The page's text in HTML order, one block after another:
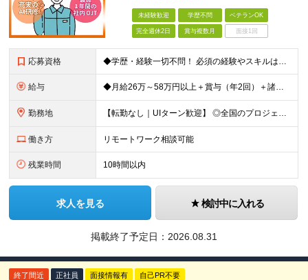
未経験歓迎 学歴不問 ベテランOK
完全週休2日 賞与複数月 面接1回
応募資格 ◆学歴・経験一切不問！ 必須の経験やスキルは特にありません！ 完全未経験者から経験者まで、幅広く募集！ インフラエンジニアや未経験ITエンジニアを目指していたが、実際に機械を触る方が好きだと気づいた方
給与 ◆月給26万～58万円以上＋賞与（年2回）＋諸手当 ◆年収350～450万円 ※経験や能力を考慮して優遇します ※残業代は別途全額支給します ※試用期間3ヶ月（期間中も待遇・条件に差異はございませ
勤務地 【転勤なし｜UIターン歓迎】 ◎全国のプロジェクト先へ配属 ※配属先は希望を考慮します ※お任せする業務の状況により転居を伴う就業の可能性はありますが、その際は希望を考慮します ※配属先や業務内容
働き方 リモートワーク相談可能
残業時間 10時間以内
求人を見る 検討中に入れる
掲載終了予定日： 2026.08.31
終了間近 正社員 面接情報有 自己PR不要